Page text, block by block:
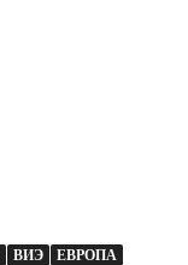
ВИЭ
ЕВРОПА